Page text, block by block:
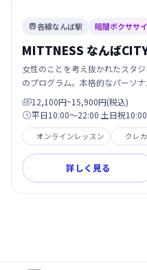
各線なんば駅 暗闇ボクササ
MITTNESS なんば
女性のことを考え抜かれたスタ
のプログラム。本格的なパーソ
12,100円~15,900円(税込)
平日10:00～22:00 土日祝
オンラインレッスン クレ
詳しく見る